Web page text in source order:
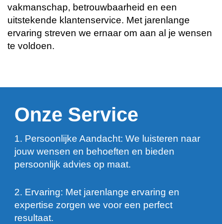
vakmanschap, betrouwbaarheid en een
uitstekende klantenservice. Met jarenlange
ervaring streven we ernaar om aan al je wensen
te voldoen.
Onze Service
1. Persoonlijke Aandacht: We luisteren naar
jouw wensen en behoeften en bieden
persoonlijk advies op maat.
2. Ervaring: Met jarenlange ervaring en
expertise zorgen we voor een perfect
resultaat.